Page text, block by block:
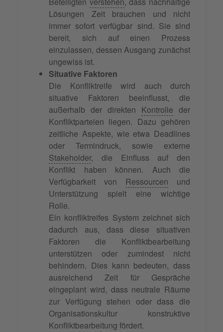
Lösungen Zeit brauchen und nicht
immer sofort verfügbar sind. Sie sind
bereit, sich auf einen Prozess
einzulassen, dessen Ausgang zunächst
ungewiss ist.
Situative Faktoren
Die Konfliktreife wird auch durch
situative Faktoren beeinflusst, die
außerhalb der direkten Kontrolle der
Konfliktparteien liegen. Dazu gehören
zeitliche Aspekte, wie etwa Deadlines
oder Termindruck, sowie externe
Stakeholder, die Einfluss auf den
Konflikt haben können. Auch die
Verfügbarkeit von Ressourcen und
Unterstützung spielt eine wichtige
Rolle.
Ein konfliktreifes System zeichnet sich
dadurch aus, dass diese situativen
Faktoren die Konfliktbearbeitung
unterstützen oder zumindest nicht
behindern. Dies kann bedeuten, dass
ausreichend Zeit für Gespräche
eingeplant wird, dass neutrale Räume
zur Verfügung stehen oder dass die
Organisationskultur konstruktive
Konfliktbearbeitung fördert.